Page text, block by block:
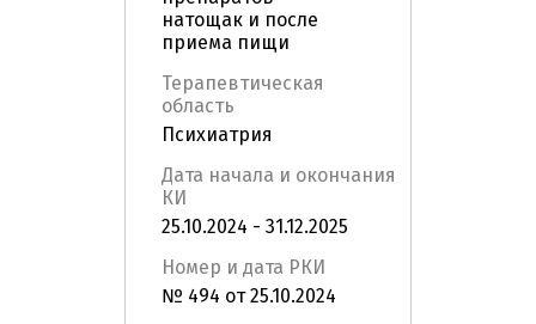
натощак и после
приема пищи
Терапевтическая
область
Психиатрия
Дата начала и окончания
КИ
25.10.2024 - 31.12.2025
Номер и дата РКИ
№ 494 от 25.10.2024